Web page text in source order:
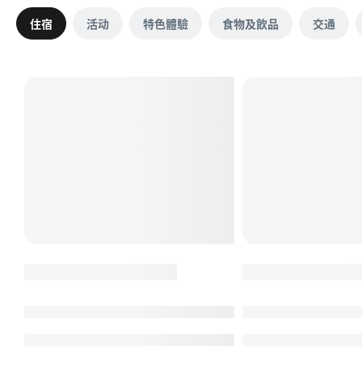
住宿 活动 特色體驗 食物及飲品 交通